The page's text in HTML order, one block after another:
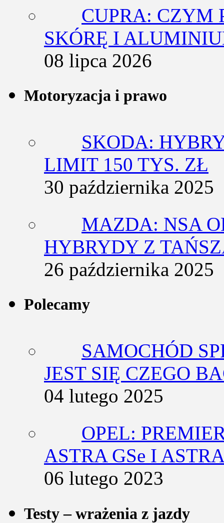
CUPRA: CZYM
SKÓRĘ I
08 lipca 2026
Motoryzacja i prawo
SKODA:
LIMIT 150 TYS. ZŁ
30 października 2025
MAZDA: NSA
HYBRYDY Z
26 października 2025
Polecamy
SAMOCHÓD
JEST SIĘ CZEGO
04 lutego 2025
OPEL:
ASTRA GSe I
06 lutego 2023
Testy – wrażenia z jazdy